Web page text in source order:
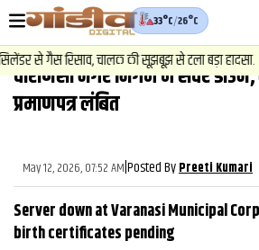
33°C/26°C
से गैस रिसाव, चालक की सूझबूझ से टला बड़ा हादसा.
वीडियोज़
वाराणसी न्यूज़
राजनीति
साहित्य
वाराणसी नगर निगम में सर्वर
प्रमाणपत्र लंबित
May 12, 2026, 07:52 AM|Posted ByPreeti Kumari
Server down at Varanasi Municipal
birth certificates pending